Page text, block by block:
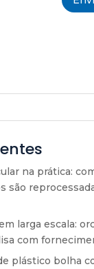
na prática:
são
larga escala:
com
plástico bolha